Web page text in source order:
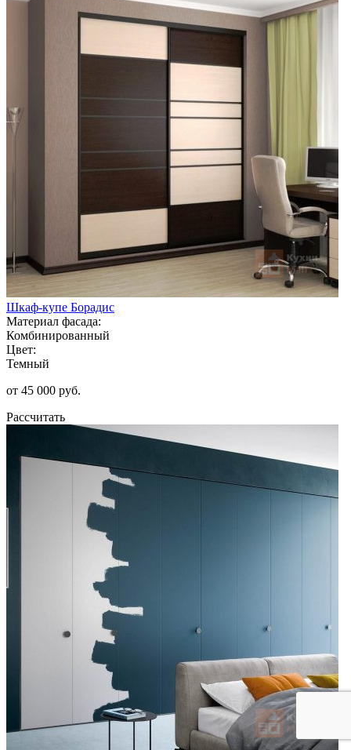
Шкаф-купе Борадис
Материал фасада:
Комбинированный
Цвет:
Темный
от 45 000 руб.
Рассчитать